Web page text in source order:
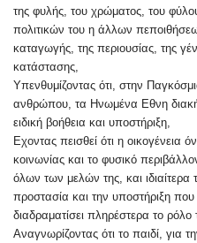
της φυλής, του χρώματος, του
πολιτικών του η άλλων
καταγωγής, της περιουσίας, της
κατάστασης,
Υπενθυμίζοντας ότι, στην
ανθρώπου, τα Ηνωμένα Εθνη
ειδική βοήθεια και υποστήριξη,
Εχοντας πεισθεί ότι η οικογένεια
κοινωνίας και το φυσικό
όλων των μελών της, και ιδιαίτερα
προστασία και την υποστήριξη που
διαδραματίσει πληρέστερα το ρόλο
Αναγνωρίζοντας ότι το παιδί, για